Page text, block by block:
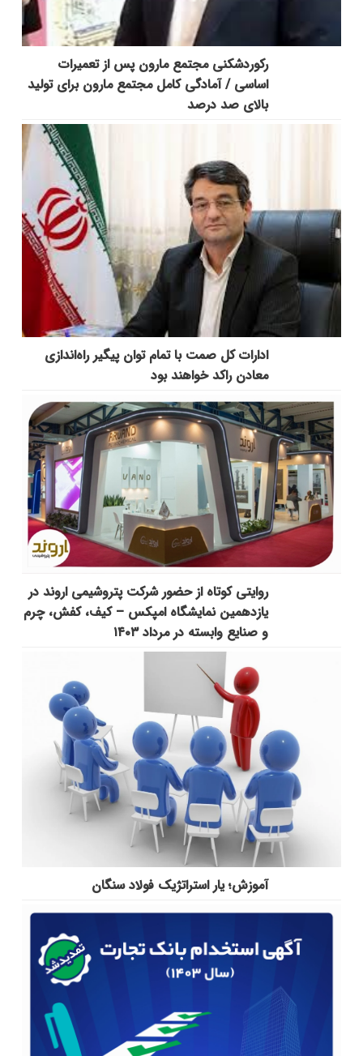
رکوردشکنی مجتمع مارون پس از تعمیرات
اساسی / آمادگی کامل مجتمع مارون برای تولید
بالای صد درصد
ادارات کل صمت با تمام توان پیگیر راه‌اندازی
معادن راکد خواهند بود
روایتی کوتاه از حضور شرکت پتروشیمی اروند در
یازدهمین نمایشگاه امپکس‌ – کیف، کفش، چرم
و صنایع وابسته در مرداد ۱۴۰۳
آموزش؛ یار استراتژیک فولاد سنگان